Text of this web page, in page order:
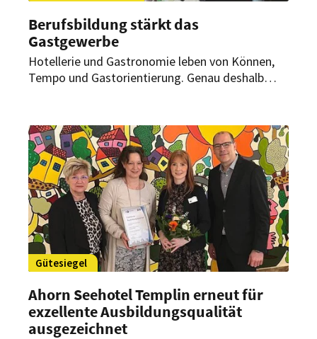
Berufsbildung stärkt das
Gastgewerbe
Hotellerie und Gastronomie leben von Können,
Tempo und Gastorientierung. Genau deshalb
Fachkräftesicherung. Eine Debatte um
Qualitätsmonitoring zeigt, warum das Thema
für Arbeitgeber und Arbeitnehmer im
Gastgewerbe weit über klassische
Ausbildungspolitik hinausgeht.
Gütesiegel
Ahorn Seehotel Templin erneut für
exzellente Ausbildungsqualität
ausgezeichnet